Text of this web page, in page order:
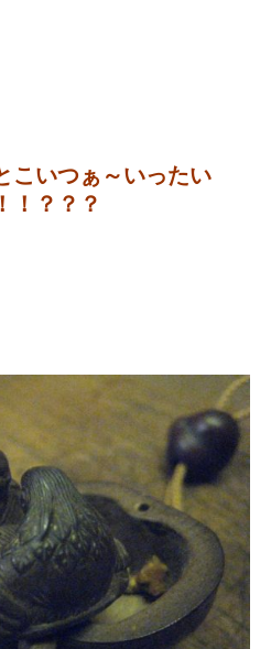
こいつぁ～いったい
！？？？